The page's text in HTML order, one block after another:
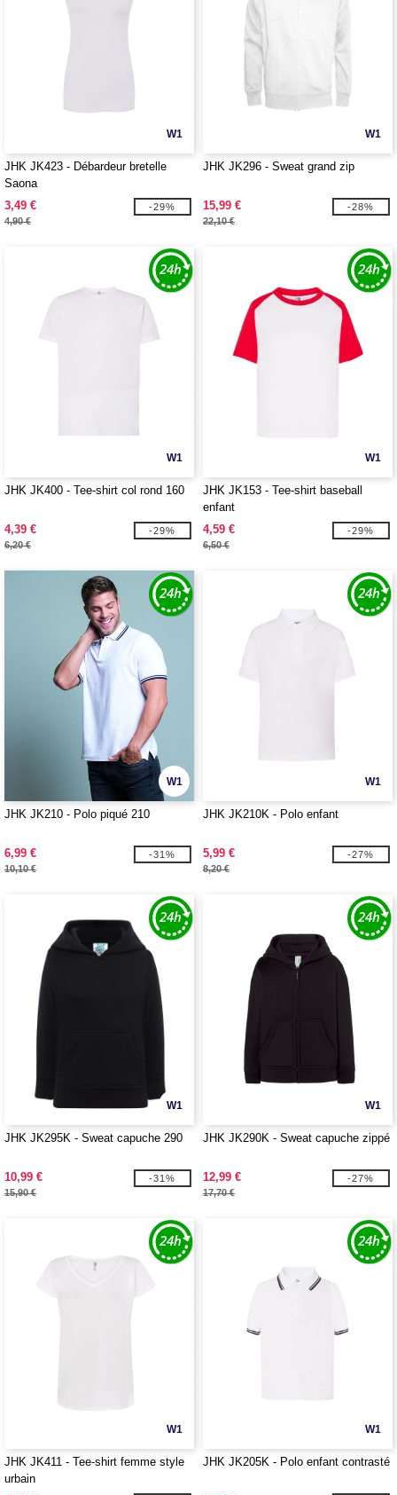
W1
JHK JK423 - Débardeur bretelle
Saona
3,49 €
4,90 €
-29%
W1
JHK JK296 - Sweat grand zip
15,99 €
22,10 €
-28%
W1
JHK JK400 - Tee-shirt col rond 160
4,39 €
6,20 €
-29%
W1
JHK JK153 - Tee-shirt baseball
enfant
4,59 €
6,50 €
-29%
W1
JHK JK210 - Polo piqué 210
6,99 €
10,10 €
-31%
W1
JHK JK210K - Polo enfant
5,99 €
8,20 €
-27%
W1
JHK JK295K - Sweat capuche 290
10,99 €
15,90 €
-31%
W1
JHK JK290K - Sweat capuche zippé
12,99 €
17,70 €
-27%
W1
JHK JK411 - Tee-shirt femme style
urbain
W1
JHK JK205K - Polo enfant contrasté